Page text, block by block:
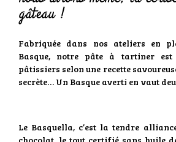
gâteau !
Fabriquée dans nos ateliers en
Basque, notre pâte à tartiner
pâtissiers selon une recette
secrète… Un Basque averti en vaut
Le Basquella, c’est la tendre